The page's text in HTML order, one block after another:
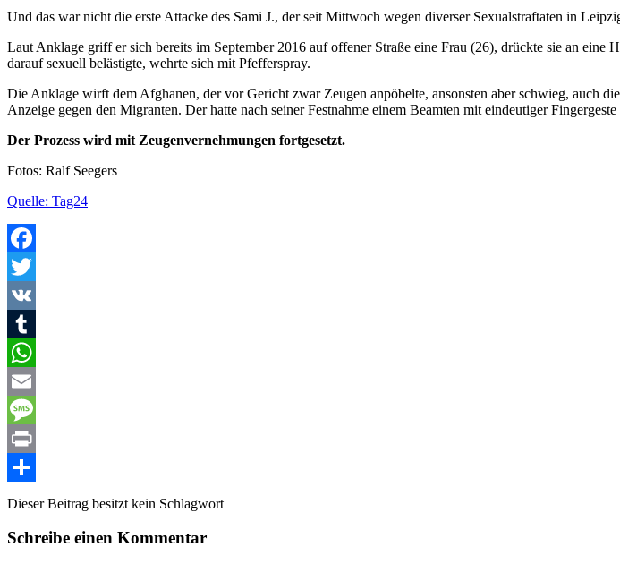
Und das war nicht die erste Attacke des Sami J., der seit Mittwoch wegen diverser Sexualstraftaten in
Laut Anklage griff er sich bereits im September 2016 auf offener Straße eine Frau (26), drückte sie an
darauf sexuell belästigte, wehrte sich mit Pfefferspray.
Die Anklage wirft dem Afghanen, der vor Gericht zwar Zeugen anpöbelte, ansonsten aber schwieg, auch
Anzeige gegen den Migranten. Der hatte nach seiner Festnahme einem Beamten mit eindeutiger
Der Prozess wird mit Zeugenvernehmungen fortgesetzt.
Fotos: Ralf Seegers
Quelle: Tag24
Facebook
Twitter
VK
Tumblr
WhatsApp
Email
Message
Print
Teilen
Dieser Beitrag besitzt kein Schlagwort
Schreibe einen Kommentar